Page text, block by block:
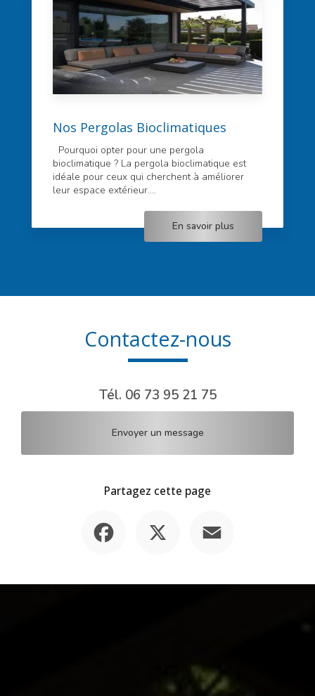
Nos Pergolas Bioclimatiques
Pourquoi opter pour une pergola
bioclimatique ? La pergola bioclimatique est
idéale pour ceux qui cherchent à améliorer
leur espace extérieur....
En savoir plus
Contactez-nous
Tél. 06 73 95 21 75
Envoyer un message
Partagez cette page